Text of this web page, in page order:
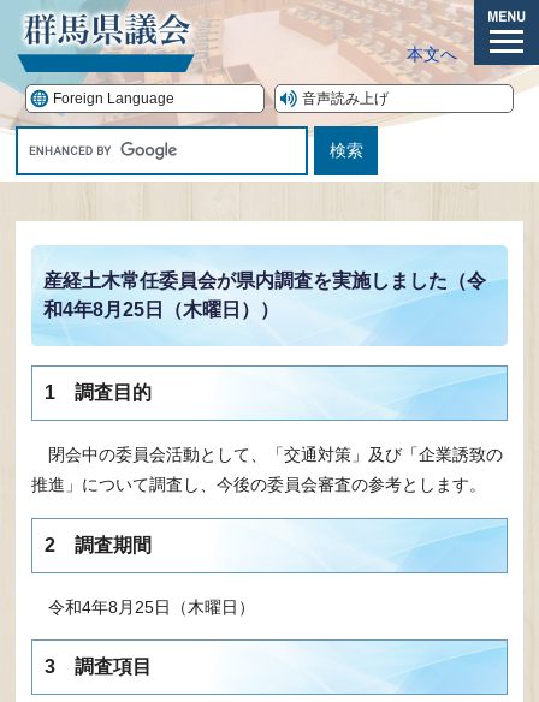
の
先
頭
メ
ニ
本文へ
Foreign Language 音声読み上げ
タ
ム
索
産経土木常任委員会が県内調査を実施しました（令
和4年8月25日（木曜日））
1 調査目的
閉会中の委員会活動として、「交通対策」及び「企業誘致の
推進」について調査し、今後の委員会審査の参考とします。
2 調査期間
令和4年8月25日（木曜日）
3 調査項目